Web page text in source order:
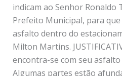
indicam ao Senhor Ronaldo
Prefeito Municipal, para
asfalto dentro do
Milton Martins.
encontra-se com seu
Algumas partes estão